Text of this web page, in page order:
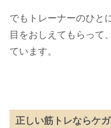
でもトレーナーのひと
目をおしえてもらって
ています。
正しい筋トレならケ